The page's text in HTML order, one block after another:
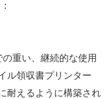
重い、継続的な使用
ル領収書プリンター
耐えるように構築され